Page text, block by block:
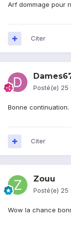
Arf dommage pour
Citer
Posté(e) 25
Bonne continuation.
Citer
Zouu
Posté(e) 25
Wow la chance